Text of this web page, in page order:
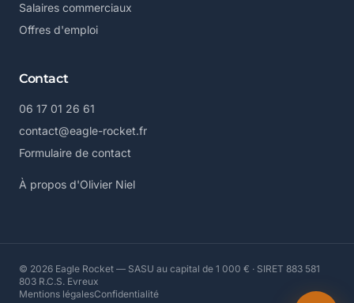
Salaires commerciaux
Offres d'emploi
Contact
06 17 01 26 61
contact@eagle-rocket.fr
Formulaire de contact
À propos d'Olivier Niel
© 2026 Eagle Rocket — SASU au capital de 1 000 € · SIRET 883 581
803 R.C.S. Evreux
Mentions légalesConfidentialité